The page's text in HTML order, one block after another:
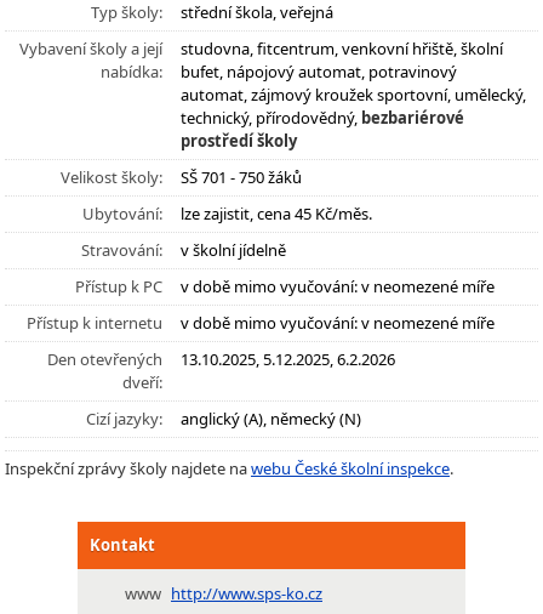
Typ školy:
střední škola, veřejná
Vybavení školy a její
nabídka:
studovna, fitcentrum, venkovní hřiště, školní
bufet, nápojový automat, potravinový
automat, zájmový kroužek sportovní, umělecký,
technický, přírodovědný, bezbariérové
prostředí školy
Velikost školy:
SŠ 701 - 750 žáků
Ubytování:
lze zajistit, cena 45 Kč/měs.
Stravování:
v školní jídelně
Přístup k PC
v době mimo vyučování: v neomezené míře
Přístup k internetu
v době mimo vyučování: v neomezené míře
Den otevřených
dveří:
13.10.2025, 5.12.2025, 6.2.2026
Cizí jazyky: anglický (A), německý (N)
Inspekční zprávy školy najdete nawebu České školní inspekce.
Kontakt
www http://www.sps-ko.cz